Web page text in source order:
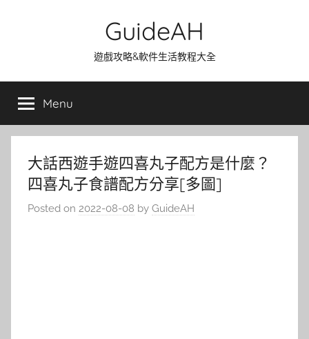
GuideAH
遊戲攻略&軟件生活教程大全
Menu
大話西遊手遊四喜丸子配方是什麼？
四喜丸子食譜配方分享[多圖]
Posted on 2022-08-08 by GuideAH